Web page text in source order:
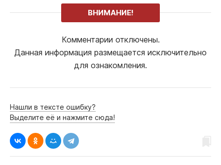
ВНИМАНИЕ!
Комментарии отключены.
Данная информация размещается исключительно
для ознакомления.
Нашли в тексте ошибку?
Выделите её и нажмите сюда!